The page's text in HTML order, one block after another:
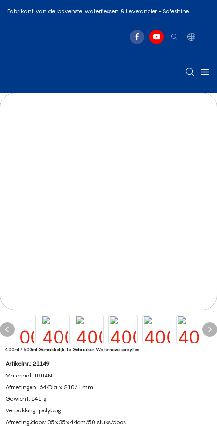
Fabrikant van de bovenste waterflessen & Leverancier - Safeshine
400ml / 600ml Gemakkelijk Te Gebruiken Waternevelsprayfles
Artikelnr.: 21149
Materiaal: TRITAN
Afmetingen: 64/Dia x 210/H mm
Gewicht: 141 g
Verpakking: polybag
Afmeting/doos: 35x35x44cm/50 stuks/doos